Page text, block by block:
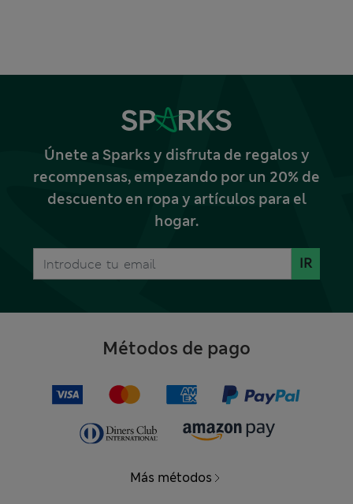
Únete a Sparks y disfruta de regalos y
recompensas, empezando por un 20% de
descuento en ropa y artículos para el
hogar.
IR
Métodos de pago
Más métodos